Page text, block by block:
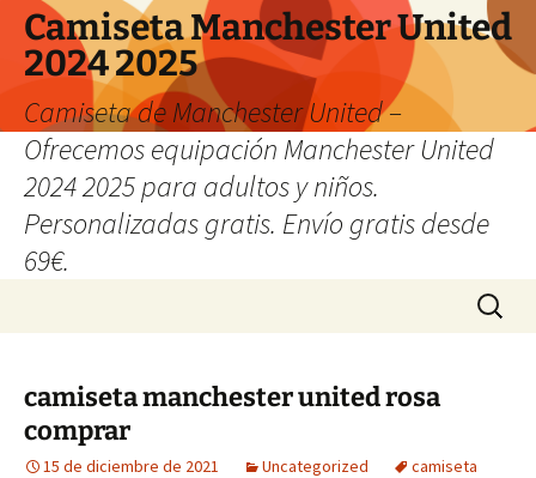
Camiseta Manchester United
2024 2025
Camiseta de Manchester United –
Ofrecemos equipación Manchester United
2024 2025 para adultos y niños.
Personalizadas gratis. Envío gratis desde
69€.
Buscar:
camiseta manchester united rosa
comprar
15 de diciembre de 2021 Uncategorized
camiseta